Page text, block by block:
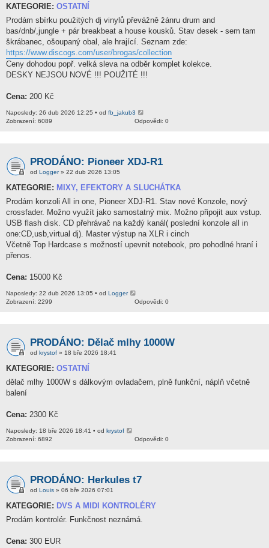
KATEGORIE: OSTATNÍ
Prodám sbírku použitých dj vinylů převážně žánru drum and
bas/dnb/,jungle + pár breakbeat a house kousků. Stav desek - sem tam
škrábanec, ošoupaný obal, ale hrající. Seznam zde:
https://www.discogs.com/user/brogas/collection
Ceny dohodou popř. velká sleva na odběr komplet kolekce.
DESKY NEJSOU NOVÉ !!! POUŽITÉ !!!
Cena: 200 Kč
Naposledy: 26 dub 2026 12:25 • od fb_jakub3
Odpovědi: 0
Zobrazení: 6089
PRODÁNO: Pioneer XDJ-R1
od Logger» 22 dub 2026 13:05
KATEGORIE: MIXY, EFEKTORY A SLUCHÁTKA
Prodám konzoli All in one, Pioneer XDJ-R1. Stav nové Konzole, nový
crossfader. Možno využít jako samostatný mix. Možno připojit aux vstup.
USB flash disk. CD přehrávač na každý kanál( poslední konzole all in
one:CD,usb,virtual dj). Master výstup na XLR i cinch
Včetně Top Hardcase s možností upevnit notebook, pro pohodlné hraní i
přenos.
Cena: 15000 Kč
Naposledy: 22 dub 2026 13:05 • od Logger
Odpovědi: 0
Zobrazení: 2299
PRODÁNO: Dělač mlhy 1000W
od krystof » 18 bře 2026 18:41
KATEGORIE: OSTATNÍ
dělač mlhy 1000W s dálkovým ovladačem, plně funkční, náplň včetně
balení
Cena: 2300 Kč
Naposledy: 18 bře 2026 18:41 • od krystof
Odpovědi: 0
Zobrazení: 6892
PRODÁNO: Herkules t7
od Louis » 06 bře 2026 07:01
KATEGORIE: DVS A MIDI KONTROLÉRY
Prodám kontrolér. Funkčnost neznámá.
Cena: 300 EUR